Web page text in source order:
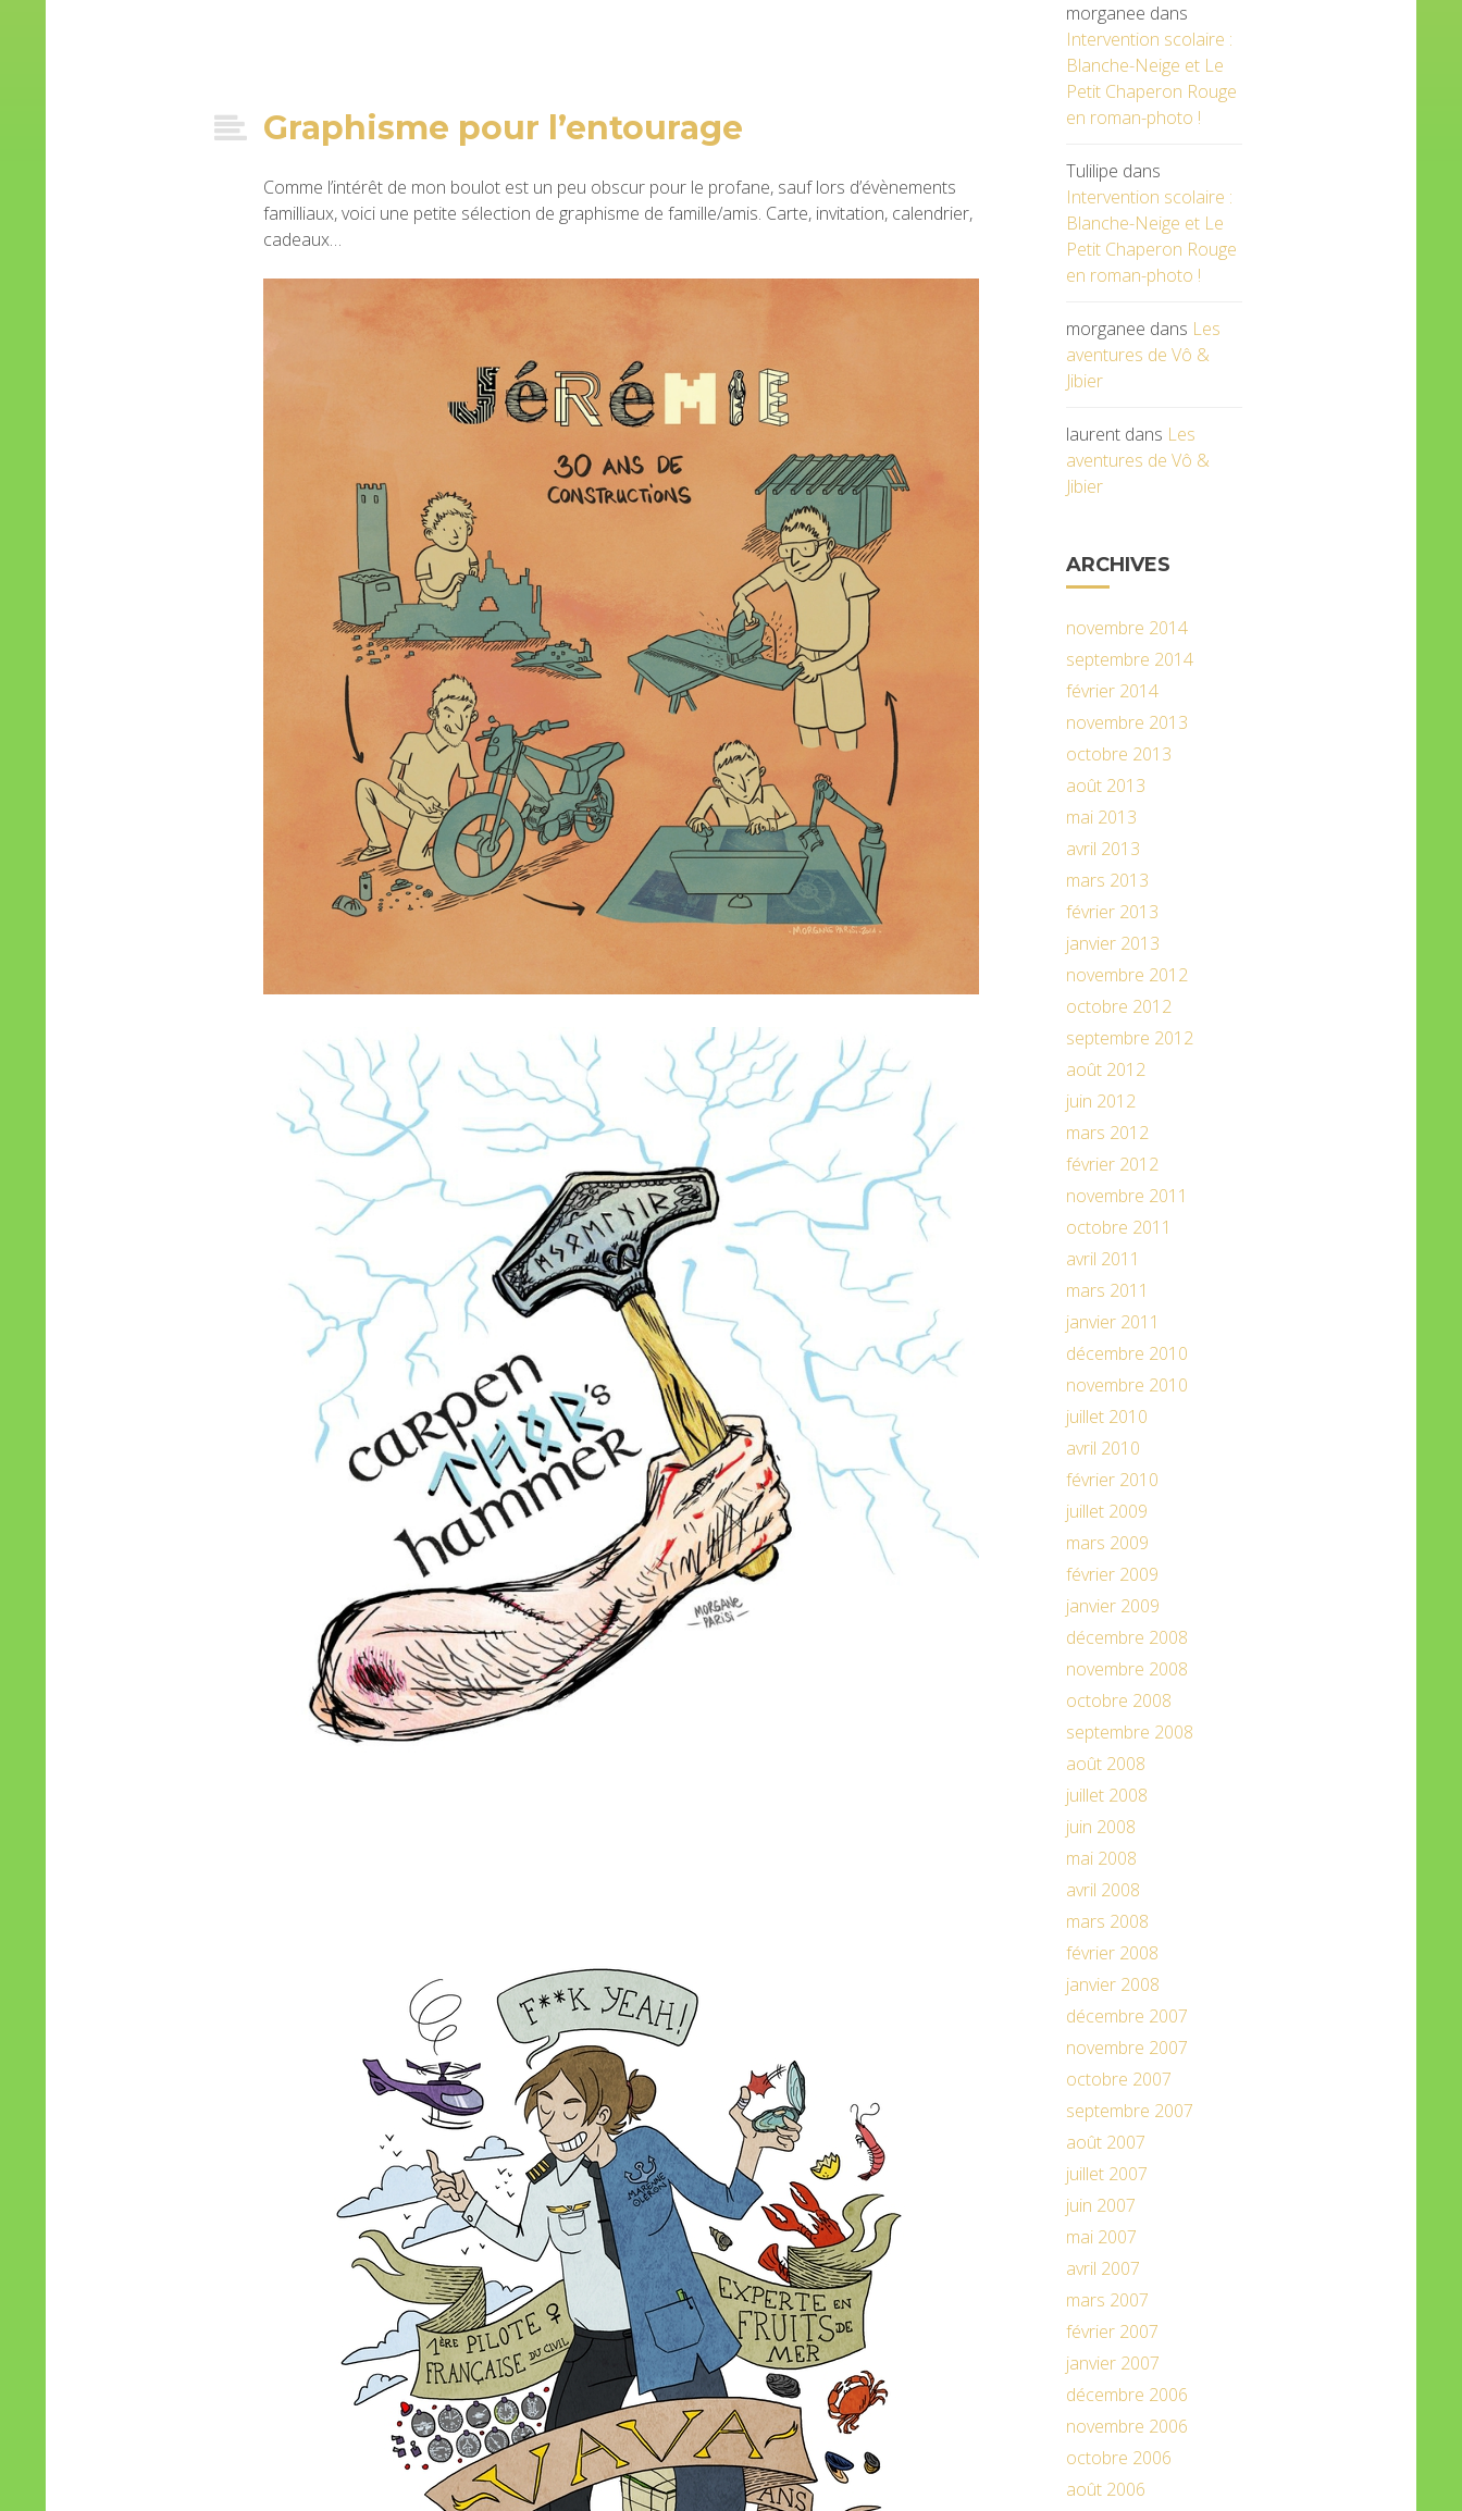
Graphisme pour l’entourage
Comme l’intérêt de mon boulot est un peu obscur pour le profane, sauf lors d’évènements
familliaux, voici une petite sélection de graphisme de famille/amis. Carte, invitation, calendrier,
cadeaux…
morganee dans
Intervention scolaire :
Blanche-Neige et Le
Petit Chaperon Rouge
en roman-photo !
Tulilipe dans
Intervention scolaire :
Blanche-Neige et Le
Petit Chaperon Rouge
en roman-photo !
morganee dans Les
aventures de Vô &
Jibier
laurentdans Les
aventures de Vô &
Jibier
ARCHIVES
novembre 2014
septembre 2014
février 2014
novembre 2013
octobre 2013
août 2013
mai 2013
avril 2013
mars 2013
février 2013
janvier 2013
novembre 2012
octobre 2012
septembre 2012
août 2012
juin 2012
mars 2012
février 2012
novembre 2011
octobre 2011
avril 2011
mars 2011
janvier 2011
décembre 2010
novembre 2010
juillet 2010
avril 2010
février 2010
juillet 2009
mars 2009
février 2009
janvier 2009
décembre 2008
novembre 2008
octobre 2008
septembre 2008
août 2008
juillet 2008
juin 2008
mai 2008
avril 2008
mars 2008
février 2008
janvier 2008
décembre 2007
novembre 2007
octobre 2007
septembre 2007
août 2007
juillet 2007
juin 2007
mai 2007
avril 2007
mars 2007
février 2007
janvier 2007
décembre 2006
novembre 2006
octobre 2006
août 2006